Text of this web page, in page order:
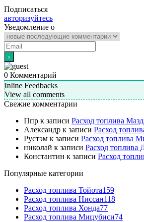
Подписаться
авторизуйтесь
Уведомление о
0 Комментарий
Inline Feedbacks
View all comments
Свежие комментарии
Ппр к записи Расход топлива
Александр к записи Расход
Рустэм к записи Расход топлива
николай к записи Расход топлива
Константин к записи Расход
Популярные категории
Расход топлива Тойота159
Расход топлива Ниссан118
Расход топлива Хонда77
Расход топлива Мицубиси74